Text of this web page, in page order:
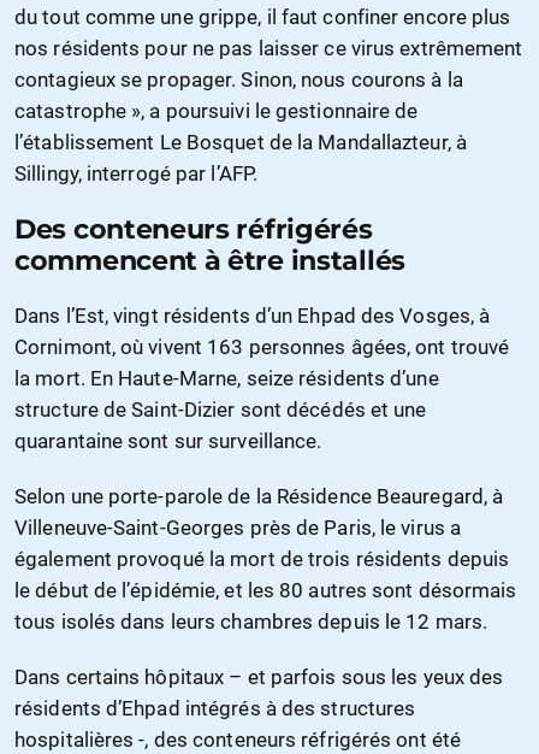
du tout comme une grippe, il faut confiner encore plus
nos résidents pour ne pas laisser ce virus extrêmement
contagieux se propager. Sinon, nous courons à la
catastrophe », a poursuivi le gestionnaire de
l’établissement Le Bosquet de la Mandallazteur, à
Sillingy, interrogé par l’AFP.
Des conteneurs réfrigérés
commencent à être installés
Dans l’Est, vingt résidents d’un Ehpad des Vosges, à
Cornimont, où vivent 163 personnes âgées, ont trouvé
la mort. En Haute-Marne, seize résidents d’une
structure de Saint-Dizier sont décédés et une
quarantaine sont sur surveillance.
Selon une porte-parole de la Résidence Beauregard, à
Villeneuve-Saint-Georges près de Paris, le virus a
également provoqué la mort de trois résidents depuis
le début de l’épidémie, et les 80 autres sont désormais
tous isolés dans leurs chambres depuis le 12 mars.
Dans certains hôpitaux – et parfois sous les yeux des
résidents d’Ehpad intégrés à des structures
hospitalières -, des conteneurs réfrigérés ont été